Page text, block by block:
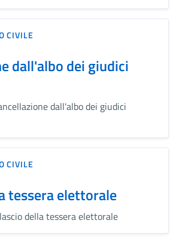
CIVILE
dall'albo dei giudici
dall'albo dei giudici
CIVILE
tessera elettorale
della tessera elettorale